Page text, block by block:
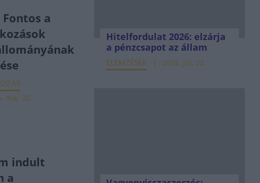
Fontos a
máj. 20.
indult
a
Hitelfordulat 2026: elzárja
a pénzcsapot az állam
ELEMZÉSEK 2026. júl. 22.